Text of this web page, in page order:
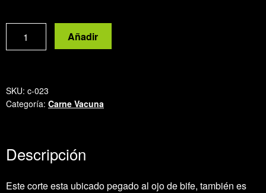
cantidad
Añadir
SKU: c-023
Categoría: Carne Vacuna
Descripción
Este corte esta ubicado pegado al ojo de bife, también es